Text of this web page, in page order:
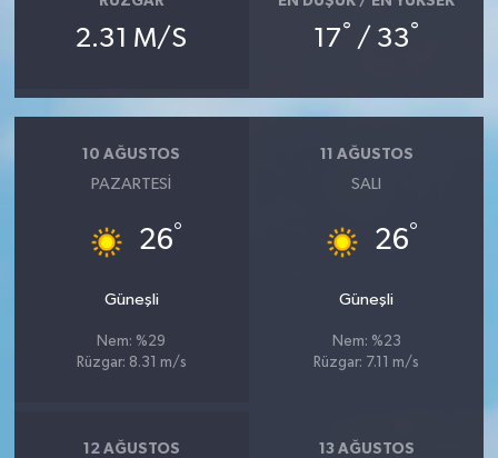
2.31 M/S 17° / 33°
10 AĞUSTOS
PAZARTESI
26°
Güneşli
Nem: %29
Rüzgar: 8.31 m/s
11 AĞUSTOS
SALI
26°
Güneşli
Nem: %23
Rüzgar: 7.11 m/s
12 AĞUSTOS 13 AĞUSTOS